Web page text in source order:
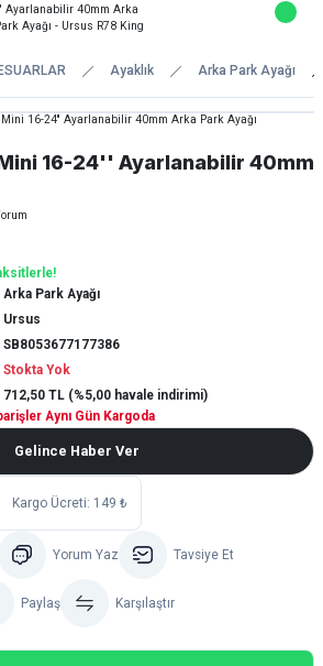
Ayaklık Arka Park Ayağı
16-24'' Ayarlanabilir 40mm
Arka Park Ayağı
Ursus
SB8053677177386
Stokta Yok
712,50 TL (%5,00 havale indirimi)
Aynı Gün Kargoda
Gelince Haber Ver
Kargo Ücreti: 149 ₺
Yorum Yaz Tavsiye Et
Paylaş Karşılaştır